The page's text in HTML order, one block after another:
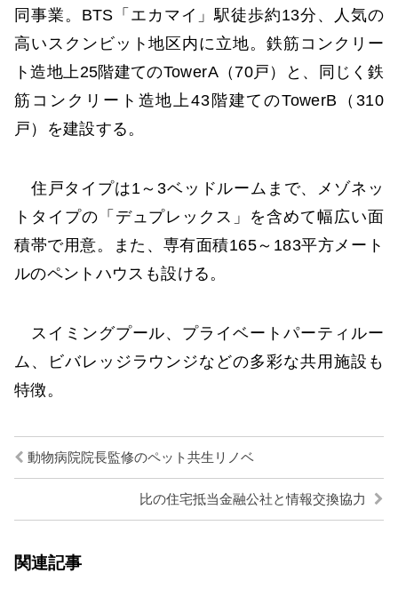
同事業。BTS「エカマイ」駅徒歩約13分、人気の
高いスクンビット地区内に立地。鉄筋コンクリー
ト造地上25階建てのTowerA（70戸）と、同じく鉄
筋コンクリート造地上43階建てのTowerB（310
戸）を建設する。
住戸タイプは1～3ベッドルームまで、メゾネッ
トタイプの「デュプレックス」を含めて幅広い面
積帯で用意。また、専有面積165～183平方メート
ルのペントハウスも設ける。
スイミングプール、プライベートパーティルー
ム、ビバレッジラウンジなどの多彩な共用施設も
特徴。
動物病院院長監修のペット共生リノベ
比の住宅抵当金融公社と情報交換協力
関連記事